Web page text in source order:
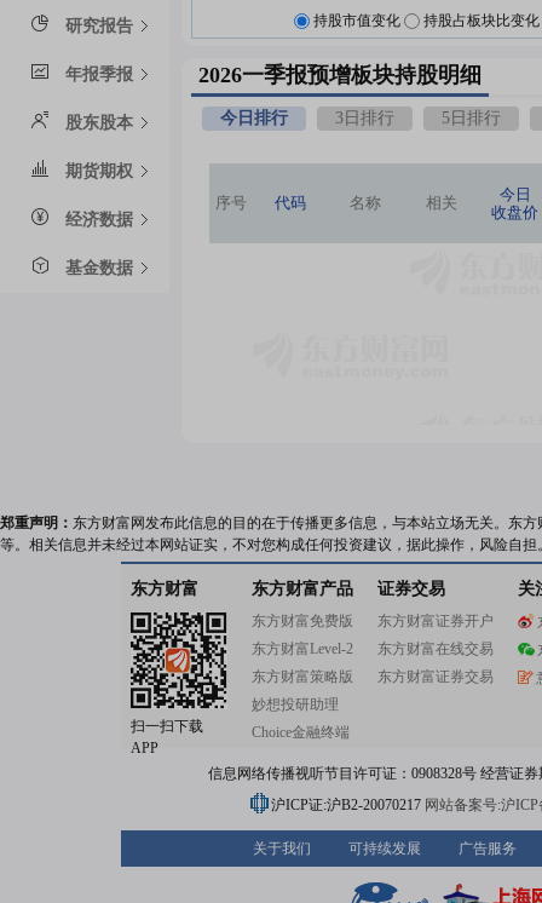
研究报告
年报季报
股东股本
期货期权
经济数据
基金数据
持股市值变化 持股占板块比变化
2026一季报预增板块持股明细
今日排行 3日排行 5日排行
序号 代码 名称 相关
今日
收盘价
郑重声明： 东方财富网发布此信息的目的在于传播更多信息，与本站立场无关。东
等。相关信息并未经过本网站证实，不对您构成任何投资建议，据此操作，风险自担
东方财富
扫一扫下载
APP
东方财富产品
东方财富免费版
东方财富Level-2
东方财富策略版
妙想投研助理
Choice金融终端
证券交易
东方财富证券开户
东方财富在线交易
东方财富证券交易
关
信息网络传播视听节目许可证：0908328号 经营证
沪ICP证:沪B2-20070217 网站备案号:沪
关于我们 可持续发展 广告服务